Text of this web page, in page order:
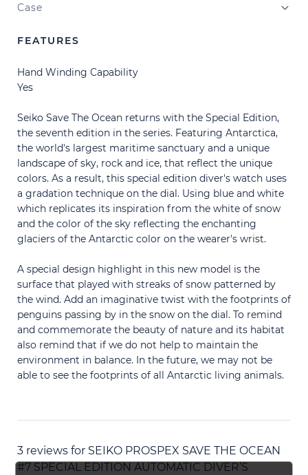
Case
FEATURES
Hand Winding Capability
Yes
Seiko Save The Ocean returns with the Special Edition,
the seventh edition in the series. Featuring Antarctica,
the world's largest maritime sanctuary and a unique
landscape of sky, rock and ice, that reflect the unique
colors. As a result, this special edition diver's watch uses
a gradation technique on the dial. Using blue and white
which replicates its inspiration from the white of snow
and the color of the sky reflecting the enchanting
glaciers of the Antarctic color on the wearer's wrist.
A special design highlight in this new model is the
surface that played with streaks of snow patterned by
the wind. Add an imaginative twist with the footprints of
penguins passing by in the snow on the dial. To remind
and commemorate the beauty of nature and its habitat
also remind that if we do not help to maintain the
environment in balance. In the future, we may not be
able to see the footprints of all Antarctic living animals.
3 reviews for SEIKO PROSPEX SAVE THE OCEAN
#7 SPECIAL EDITION AUTOMATIC DIVER’S